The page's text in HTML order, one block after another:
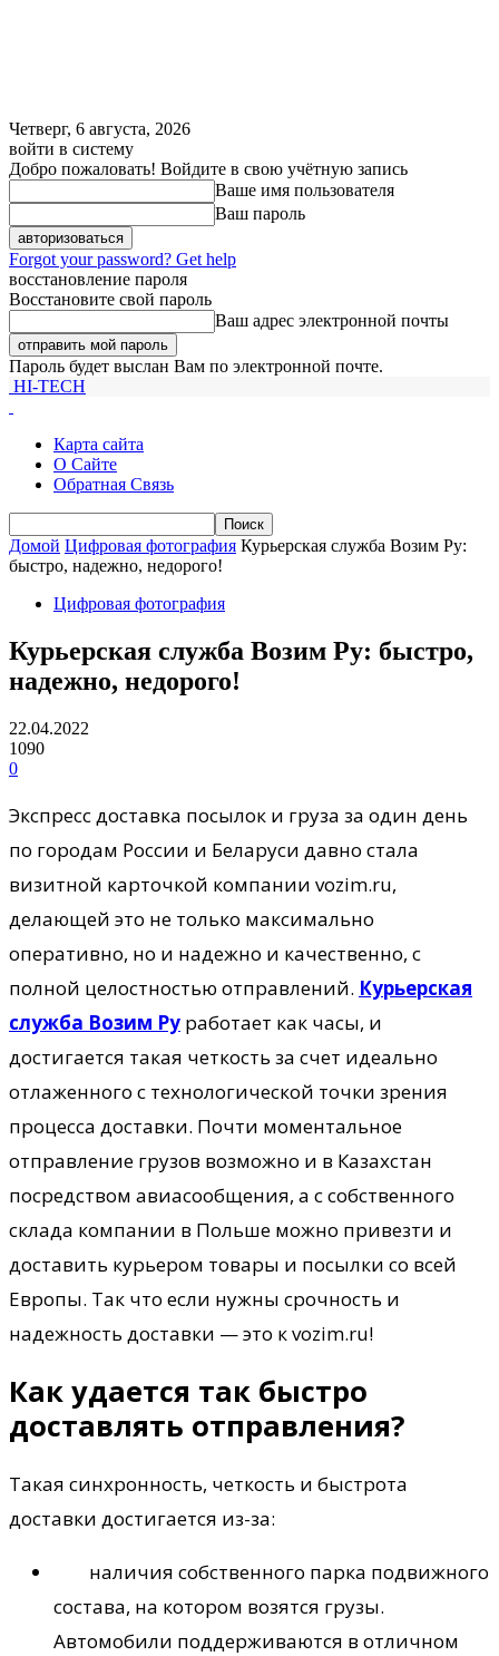
Четверг, 6 августа, 2026
войти в систему
Добро пожаловать! Войдите в свою учётную запись
Ваше имя пользователя
Ваш пароль
Forgot your password? Get help
восстановление пароля
Восстановите свой пароль
Ваш адрес электронной почты
Пароль будет выслан Вам по электронной почте.
HI-TECH
Карта сайта
О Сайте
Обратная Связь
Домой Цифровая фотография Курьерская служба Возим Ру:
быстро, надежно, недорого!
Цифровая фотография
Курьерская служба Возим Ру: быстро,
надежно, недорого!
22.04.2022
1090
0
Экспресс доставка посылок и груза за один день
по городам России и Беларуси давно стала
визитной карточкой компании vozim.ru,
делающей это не только максимально
оперативно, но и надежно и качественно, с
полной целостностью отправлений. Курьерская
служба Возим Ру работает как часы, и
достигается такая четкость за счет идеально
отлаженного с технологической точки зрения
процесса доставки. Почти моментальное
отправление грузов возможно и в Казахстан
посредством авиасообщения, а с собственного
склада компании в Польше можно привезти и
доставить курьером товары и посылки со всей
Европы. Так что если нужны срочность и
надежность доставки — это к vozim.ru!
Как удается так быстро
доставлять отправления?
Такая синхронность, четкость и быстрота
доставки достигается из-за:
наличия собственного парка подвижного
состава, на котором возятся грузы.
Автомобили поддерживаются в отличном